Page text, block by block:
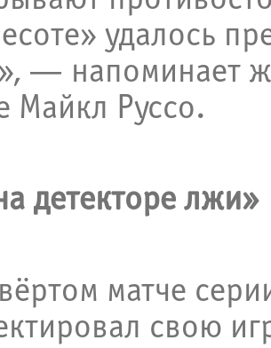
удалось
— напоминает
Майкл Руссо.
детекторе лжи»
матче
свою